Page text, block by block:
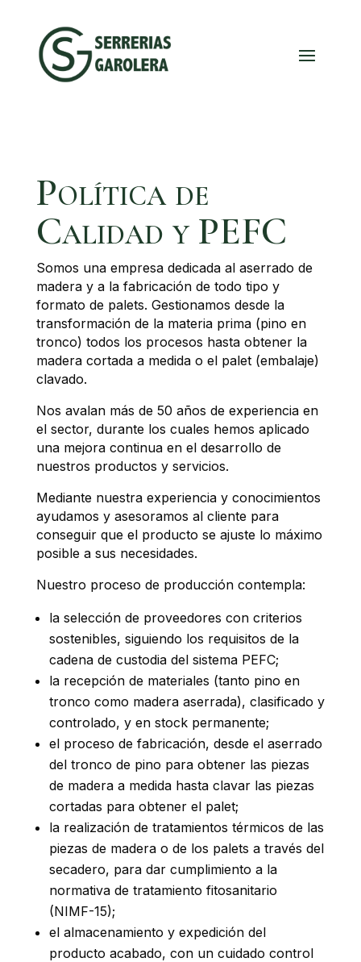
Política de
Calidad y PEFC
Somos una empresa dedicada al aserrado de
madera y a la fabricación de todo tipo y
formato de palets. Gestionamos desde la
transformación de la materia prima (pino en
tronco) todos los procesos hasta obtener la
madera cortada a medida o el palet (embalaje)
clavado.
Nos avalan más de 50 años de experiencia en
el sector, durante los cuales hemos aplicado
una mejora continua en el desarrollo de
nuestros productos y servicios.
Mediante nuestra experiencia y conocimientos
ayudamos y asesoramos al cliente para
conseguir que el producto se ajuste lo máximo
posible a sus necesidades.
Nuestro proceso de producción contempla:
la selección de proveedores con criterios
sostenibles, siguiendo los requisitos de la
cadena de custodia del sistema PEFC;
la recepción de materiales (tanto pino en
tronco como madera aserrada), clasificado y
controlado, y en stock permanente;
el proceso de fabricación, desde el aserrado
del tronco de pino para obtener las piezas
de madera a medida hasta clavar las piezas
cortadas para obtener el palet;
la realización de tratamientos térmicos de las
piezas de madera o de los palets a través del
secadero, para dar cumplimiento a la
normativa de tratamiento fitosanitario
(NIMF-15);
el almacenamiento y expedición del
producto acabado, con un cuidado control